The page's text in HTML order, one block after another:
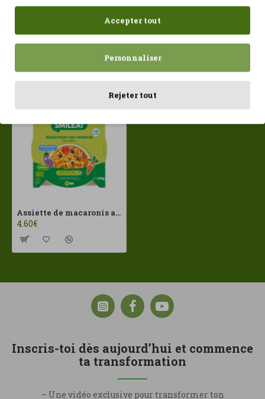
Récemment consulté Les plus vues
Assiette de macaronis aux légumes pour enfants (15 mois) 200 g Smileat ECO
4.60€
Inscris-toi dès aujourd’hui et commence
ta transformation
– Une vidéo exclusive pour transformer ton
Accepter tout
Personnaliser
Rejeter tout